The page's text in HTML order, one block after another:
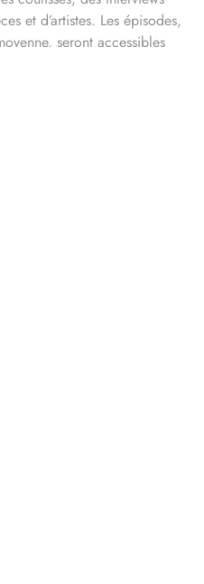
et d’artistes. Les épisodes,
seront accessibles